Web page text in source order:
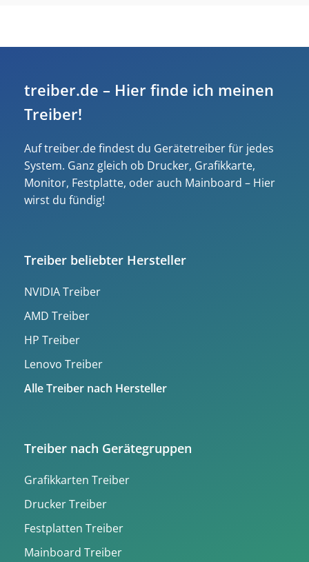
treiber.de – Hier finde ich meinen
Treiber!
Auf treiber.de findest du Gerätetreiber für jedes
System. Ganz gleich ob Drucker, Grafikkarte,
Monitor, Festplatte, oder auch Mainboard – Hier
wirst du fündig!
Treiber beliebter Hersteller
NVIDIA Treiber
AMD Treiber
HP Treiber
Lenovo Treiber
Alle Treiber nach Hersteller
Treiber nach Gerätegruppen
Grafikkarten Treiber
Drucker Treiber
Festplatten Treiber
Mainboard Treiber